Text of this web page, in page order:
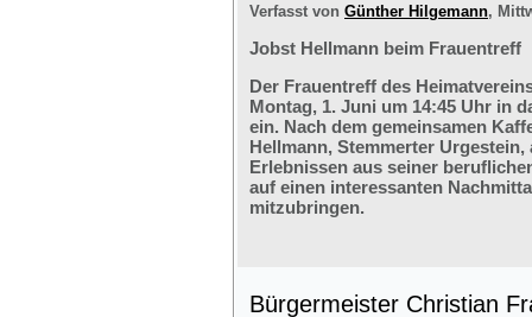
Verfasst von Günther Hilgemann,
Jobst Hellmann beim Frauentreff
Der Frauentreff des
Montag, 1. Juni um 14:45 Uhr in
ein. Nach dem gemeinsamen
Hellmann, Stemmerter
Erlebnissen aus seiner
auf einen interessanten
mitzubringen.
Bürgermeister Christian